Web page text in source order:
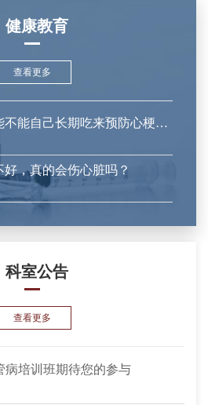
健康教育
查看更多
「科普」阿司匹林能不能自己长期吃来预防心梗和脑梗？
好，真的会伤心脏吗？
科室公告
查看更多
病培训班期待您的参与